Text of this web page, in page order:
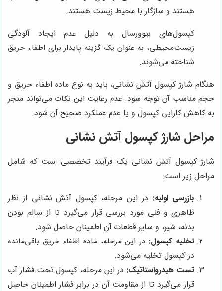
هستند و سازگار با محیط زیست هستند.
کپسول‌های بیوورسال به دلیل عدم ایجاد آلودگی
زیست‌محیطی، به عنوان یک گزینه پایدار برای اطفاء حریق
شناخته می‌شوند.
هنگام شارژ کپسول آتش نشانی، باید به نوع ماده اطفاء حریق و
حجم مناسب آن توجه شود. عدم رعایت این نکات می‌تواند منجر
به کاهش کارایی کپسول و یا عدم عملکرد صحیح آن شود.
مراحل شارژ کپسول آتش نشانی
شارژ کپسول آتش نشانی یک فرآیند تخصصی است که شامل
مراحل زیر است:
بازرسی اولیه: در این مرحله، کپسول آتش نشانی از نظر
ظاهری و فنی مورد بررسی قرار می‌گیرد تا از سالم بودن
بدنه، شیر، و سایر قطعات آن اطمینان حاصل شود.
تخلیه کپسول: در این مرحله، ماده اطفاء حریق باقی‌مانده
در کپسول تخلیه می‌شود.
تست هیدرواستاتیک: در این مرحله، کپسول تحت فشار آب
قرار می‌گیرد تا از مقاومت آن در برابر فشار اطمینان حاصل